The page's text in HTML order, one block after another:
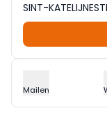
SINT-
Mailen